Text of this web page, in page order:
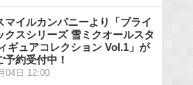
マイルカンパニーより「ブライ
クスシリーズ 雪ミクオールスタ
ギュアコレクション Vol.1」が
予約受付中！
04日 12:00